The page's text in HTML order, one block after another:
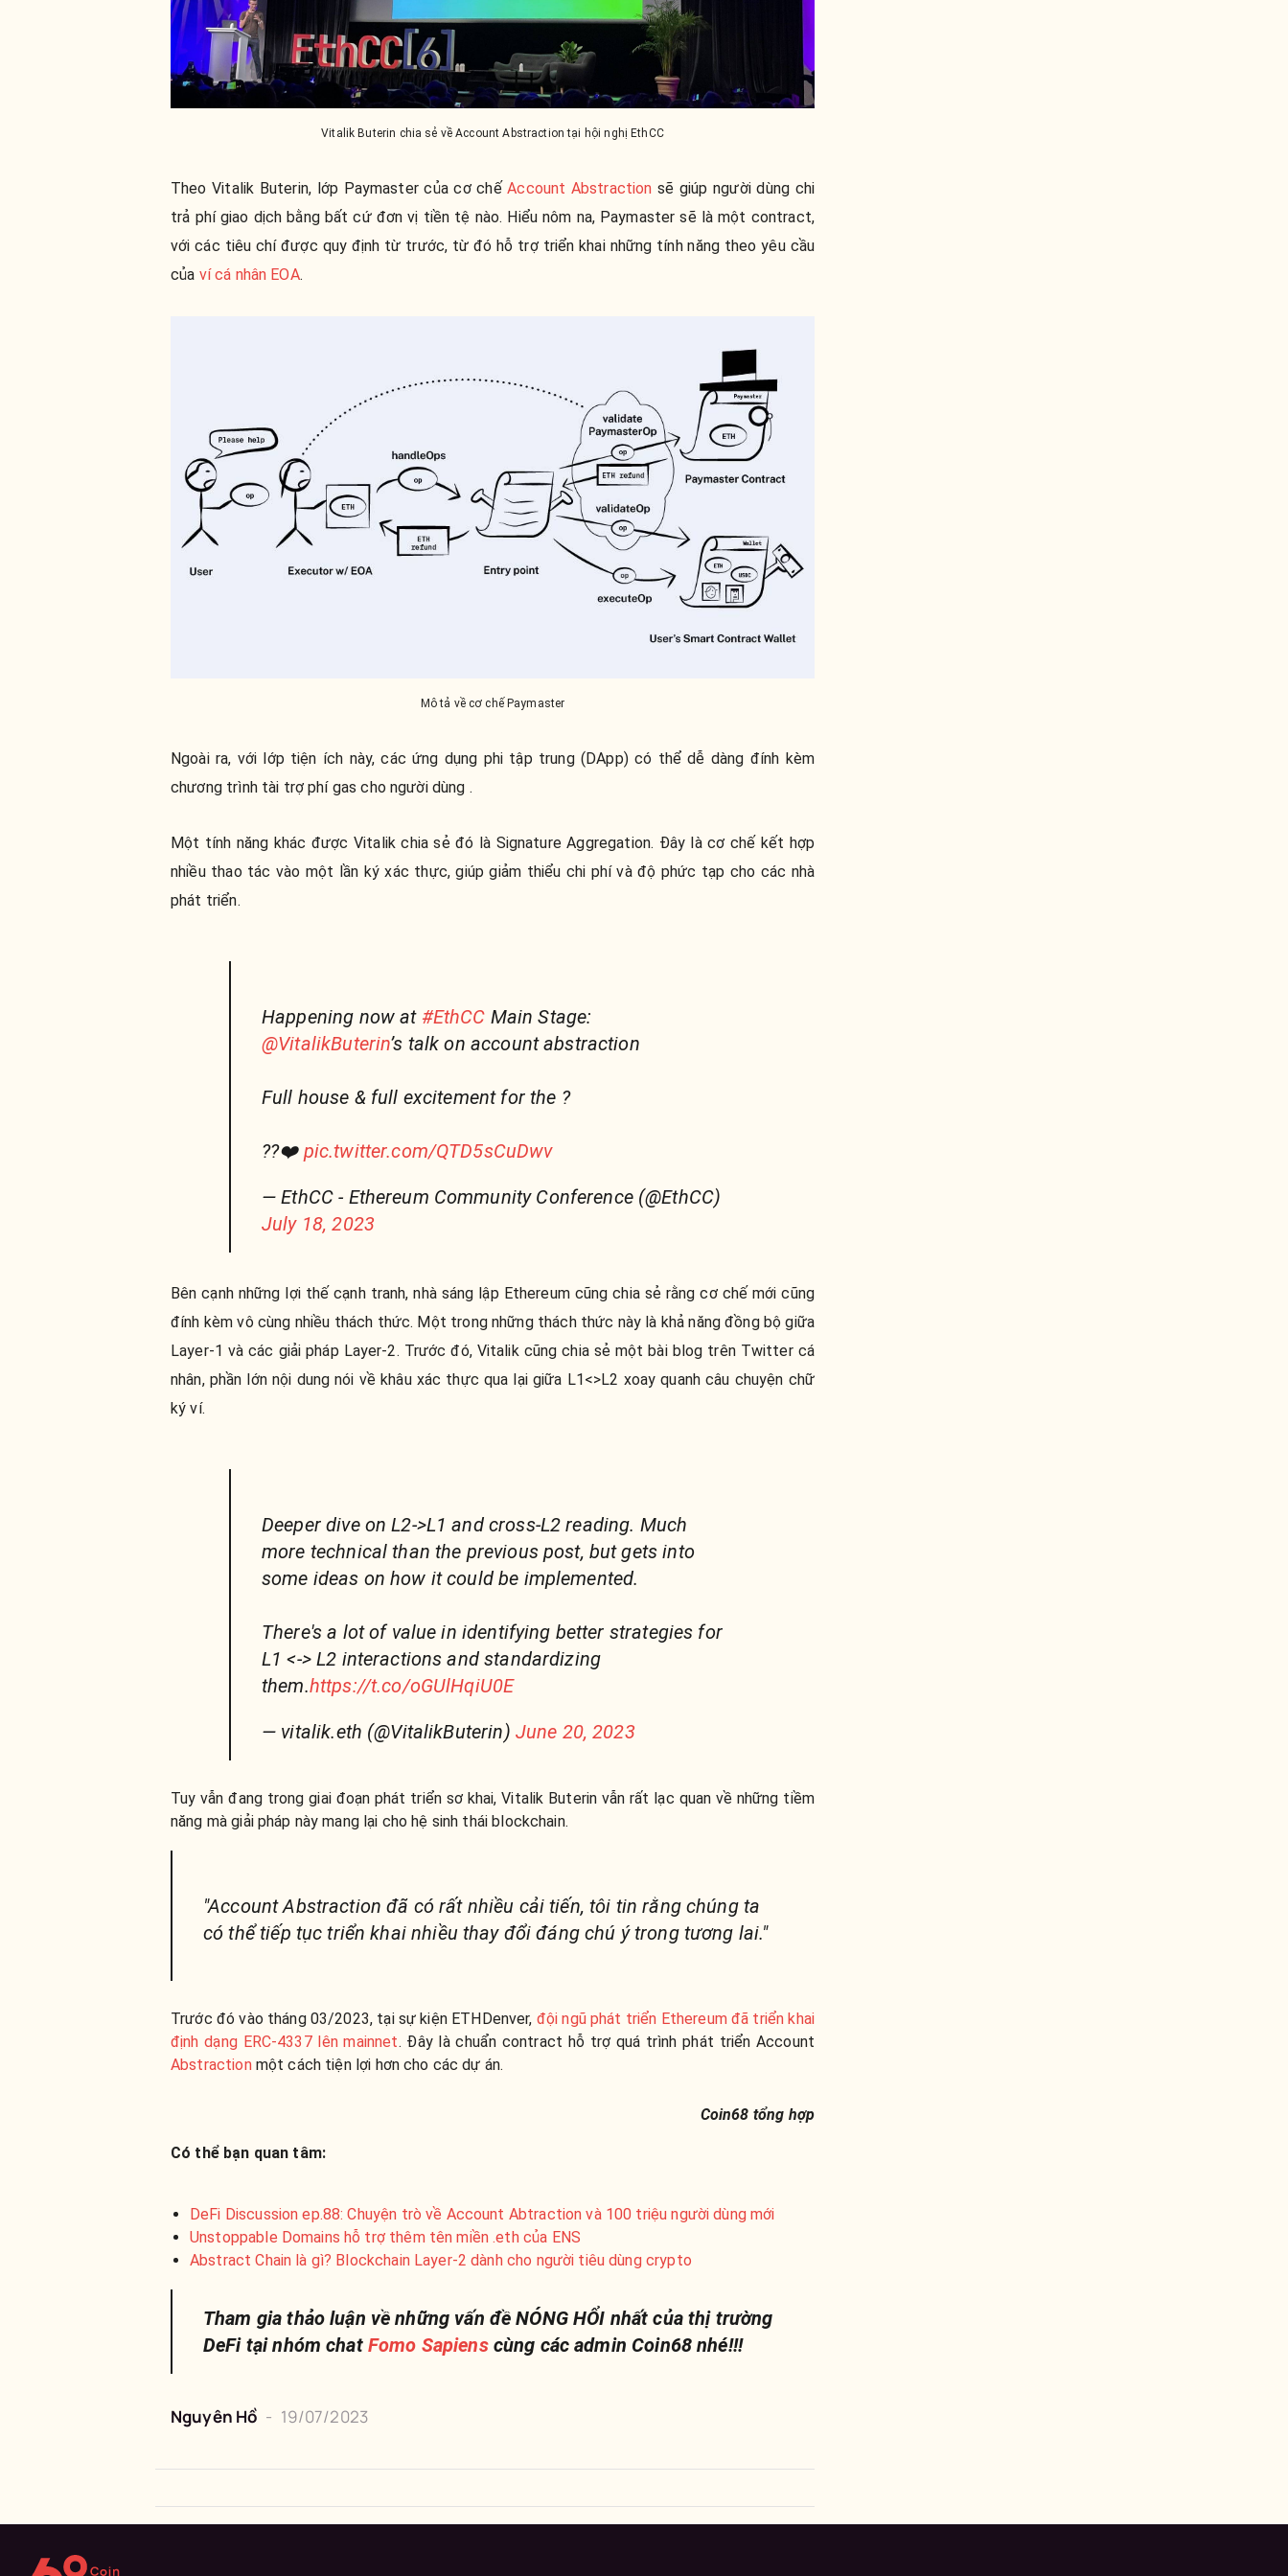
Vitalik Buterin chia sẻ về Account Abstraction tại hội nghị EthCC
Theo Vitalik Buterin, lớp Paymaster của cơ chếAccount Abstractionsẽ giúp người dùng chi
trả phí giao dịch bằng bất cứ đơn vị tiền tệ nào. Hiểu nôm na, Paymaster sẽ là một contract,
với các tiêu chí được quy định từ trước, từ đó hỗ trợ triển khai những tính năng theo yêu cầu
của ví cá nhân EOA.
Mô tả về cơ chế Paymaster
Ngoài ra, với lớp tiện ích này, các ứng dụng phi tập trung (DApp) có thể dễ dàng đính kèm
chương trình tài trợ phí gas cho người dùng .
Một tính năng khác được Vitalik chia sẻ đó là Signature Aggregation. Đây là cơ chế kết hợp
nhiều thao tác vào một lần ký xác thực, giúp giảm thiểu chi phí và độ phức tạp cho các nhà
phát triển.
Happening now at #EthCC Main Stage:
@VitalikButerin’s talk on account abstraction
Full house & full excitement for the ?
??❤️ pic.twitter.com/QTD5sCuDwv
— EthCC - Ethereum Community Conference (@EthCC)
July 18, 2023
Bên cạnh những lợi thế cạnh tranh, nhà sáng lập Ethereum cũng chia sẻ rằng cơ chế mới cũng
đính kèm vô cùng nhiều thách thức. Một trong những thách thức này là khả năng đồng bộ giữa
Layer-1 và các giải pháp Layer-2. Trước đó, Vitalik cũng chia sẻ một bài blog trên Twitter cá
nhân, phần lớn nội dung nói về khâu xác thực qua lại giữa L1<>L2 xoay quanh câu chuyện chữ
ký ví.
Deeper dive on L2->L1 and cross-L2 reading. Much
more technical than the previous post, but gets into
some ideas on how it could be implemented.
There's a lot of value in identifying better strategies for
L1 <-> L2 interactions and standardizing
them.https://t.co/oGUlHqiU0E
— vitalik.eth (@VitalikButerin) June 20, 2023
Tuy vẫn đang trong giai đoạn phát triển sơ khai, Vitalik Buterin vẫn rất lạc quan về những tiềm
năng mà giải pháp này mang lại cho hệ sinh thái blockchain.
"Account Abstraction đã có rất nhiều cải tiến, tôi tin rằng chúng ta
có thể tiếp tục triển khai nhiều thay đổi đáng chú ý trong tương lai."
Trước đó vào tháng 03/2023, tại sự kiện ETHDenver, đội ngũ phát triển Ethereum đã triển khai
định dạng ERC-4337 lên mainnet. Đây là chuẩn contract hỗ trợ quá trình phát triển Account
Abstractionmột cách tiện lợi hơn cho các dự án.
Coin68 tổng hợp
Có thể bạn quan tâm:
DeFi Discussion ep.88: Chuyện trò về Account Abtraction và 100 triệu người dùng mới
Unstoppable Domains hỗ trợ thêm tên miền .eth của ENS
Abstract Chain là gì? Blockchain Layer-2 dành cho người tiêu dùng crypto
Tham gia thảo luận về những vấn đề NÓNG HỔI nhất của thị trường
DeFi tại nhóm chat Fomo Sapienscùng các admin Coin68 nhé!!!
Nguyên Hồ - 19/07/2023